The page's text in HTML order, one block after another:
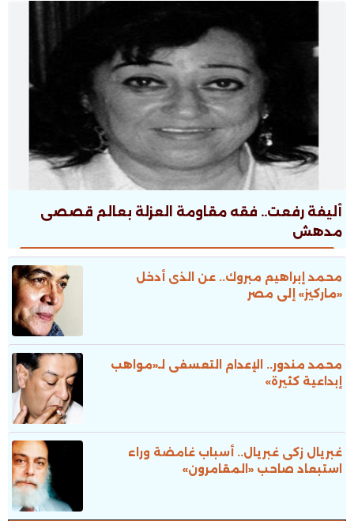
أليفة رفعت.. فقه مقاومة العزلة بعالم قصصى
مدهش
محمد إبراهيم مبروك.. عن الذى أدخل
«ماركيز» إلى مصر
محمد مندور.. الإعدام التعسفى لـ«مواهب
إبداعية كثيرة»
غبريال زكى غبريال.. أسباب غامضة وراء
استبعاد صاحب «المقامرون»